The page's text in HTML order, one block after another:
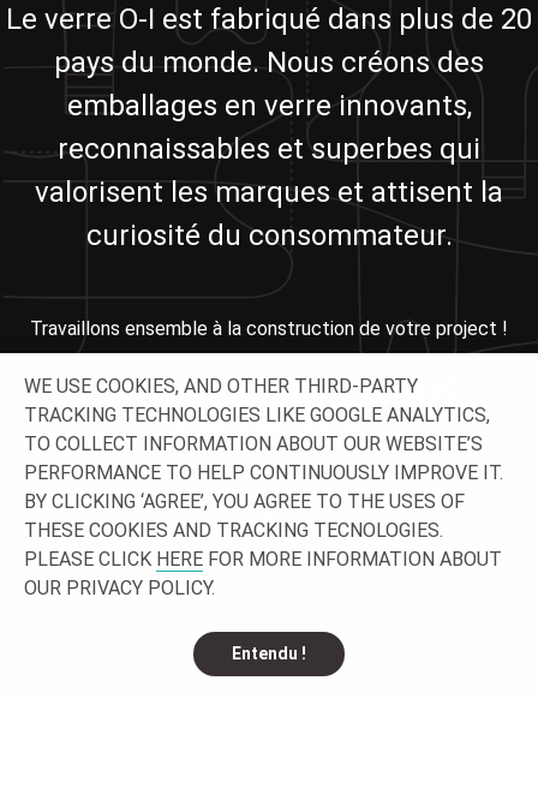
Le verre O-I est fabriqué dans plus de 20
pays du monde. Nous créons des
emballages en verre innovants,
reconnaissables et superbes qui
valorisent les marques et attisent la
curiosité du consommateur.
Travaillons ensemble à la construction de votre project !
N'HÉSITEZ PAS À NOUS
CONTACTER !
WE USE COOKIES, AND OTHER THIRD-PARTY
TRACKING TECHNOLOGIES LIKE GOOGLE ANALYTICS,
TO COLLECT INFORMATION ABOUT OUR WEBSITE’S
PERFORMANCE TO HELP CONTINUOUSLY IMPROVE IT.
BY CLICKING ‘AGREE’, YOU AGREE TO THE USES OF
THESE COOKIES AND TRACKING TECNOLOGIES.
PLEASE CLICK HERE FOR MORE INFORMATION ABOUT
OUR PRIVACY POLICY.
Entendu !